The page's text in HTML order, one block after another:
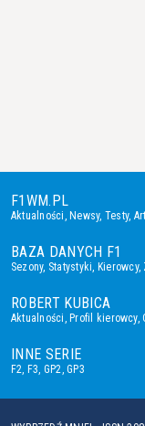
F1WM.PL
Aktualności, Newsy, Testy,
BAZA DANYCH F1
Sezony, Statystyki, Kierowcy,
ROBERT KUBICA
Aktualności, Profil kierowcy,
INNE SERIE
F2, F3, GP2,GP3